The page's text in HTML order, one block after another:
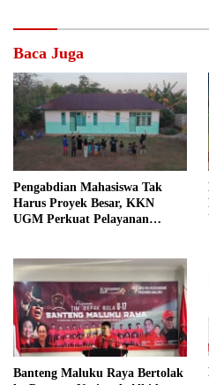
Baca Juga
Pengabdian Mahasiswa Tak
Harus Proyek Besar, KKN
UGM Perkuat Pelayanan
Banteng Maluku Raya Bertolak